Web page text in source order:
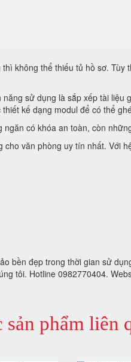
không thể thiếu tủ hồ sơ.
sử dụng là sắp xếp tài
kế dạng modul để có thể
có khóa an toàn, còn
cho văn phòng uy tín nhất. Với
bền đẹp trong thời gian sử
tôi. Hotline 0982770404.
sản phẩm liên